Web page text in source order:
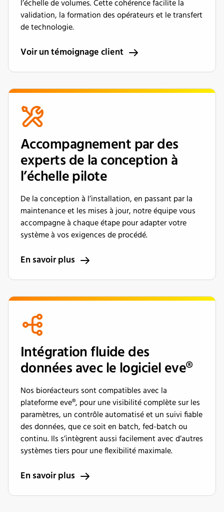
l’échelle de volumes. Cette cohérence facilite la
validation, la formation des opérateurs et le transfert
de technologie.
Voir un témoignage client
Accompagnement par des
experts de la conception à
l’échelle pilote
De la conception à l’installation, en passant par la
maintenance et les mises à jour, notre équipe vous
accompagne à chaque étape pour adapter votre
système à vos exigences de procédé.
En savoir plus
Intégration fluide des
données avec le logiciel eve®
Nos bioréacteurs sont compatibles avec la
plateforme eve®, pour une visibilité complète sur les
paramètres, un contrôle automatisé et un suivi fiable
des données, que ce soit en batch, fed-batch ou
continu. Ils s’intègrent aussi facilement avec d’autres
systèmes tiers pour une flexibilité maximale.
En savoir plus